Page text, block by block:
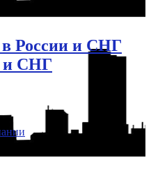
России и СНГ
и СНГ